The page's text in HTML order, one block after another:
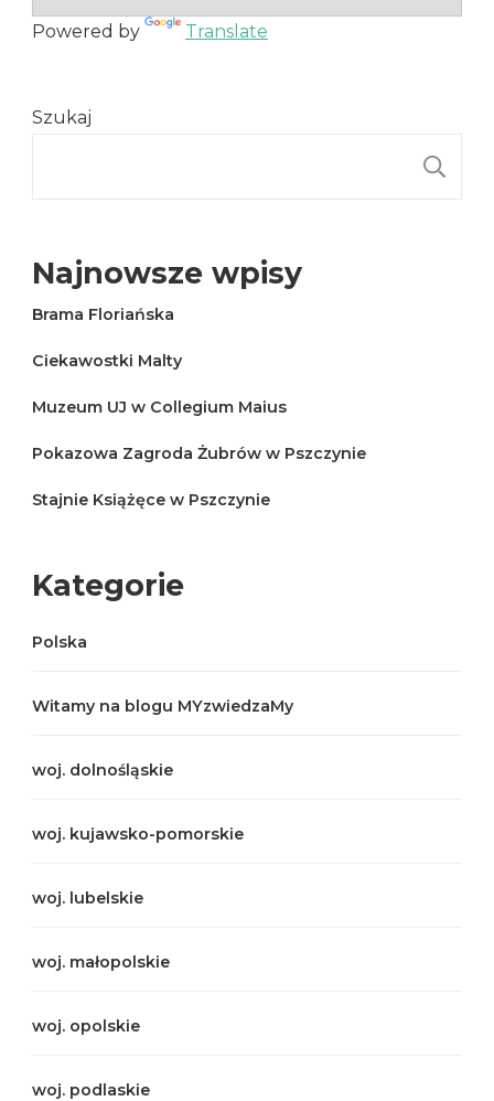
Powered by Translate
Szukaj
Najnowsze wpisy
Brama Floriańska
Ciekawostki Malty
Muzeum UJ w Collegium Maius
Pokazowa Zagroda Żubrów w Pszczynie
Stajnie Książęce w Pszczynie
Kategorie
Polska
Witamy na blogu MYzwiedzaMy
woj. dolnośląskie
woj. kujawsko-pomorskie
woj. lubelskie
woj. małopolskie
woj. opolskie
woj. podlaskie